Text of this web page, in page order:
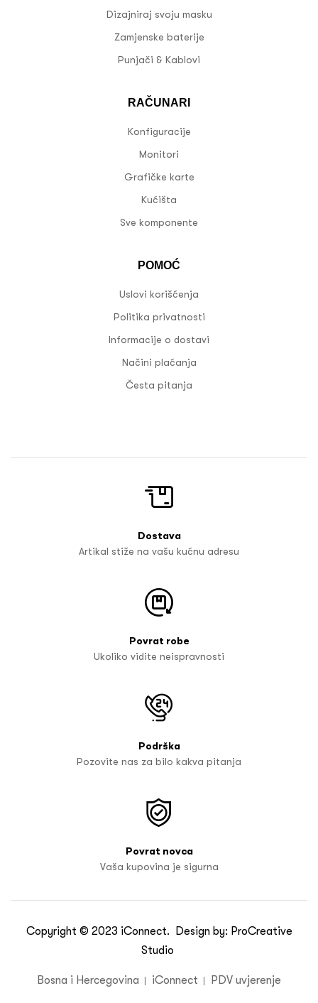
Dizajniraj svoju masku
Zamjenske baterije
Punjači & Kablovi
RAČUNARI
Konfiguracije
Monitori
Grafičke karte
Kućišta
Sve komponente
POMOĆ
Uslovi korišćenja
Politika privatnosti
Informacije o dostavi
Načini plaćanja
Česta pitanja
Dostava
Artikal stiže na vašu kućnu adresu
Povrat robe
Ukoliko vidite neispravnosti
Podrška
Pozovite nas za bilo kakva pitanja
Povrat novca
Vaša kupovina je sigurna
Copyright © 2023 iConnect. Design by: ProCreative
Studio
Bosna i Hercegovina iConnect PDV uvjerenje